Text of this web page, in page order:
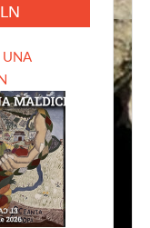
UNA